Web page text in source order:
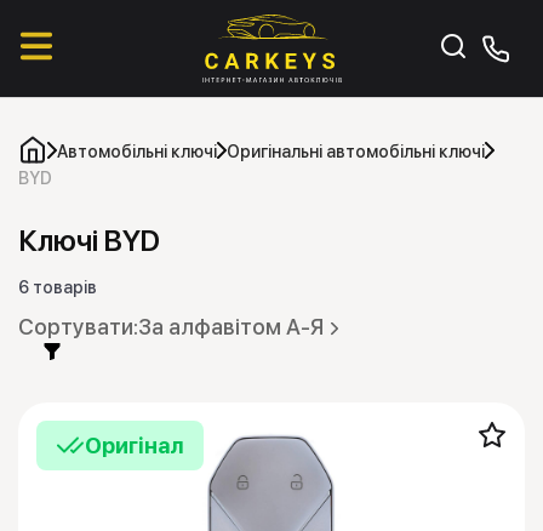
Автомобільні ключі Оригінальні автомобільні ключі
BYD
Ключі BYD
6 товарів
За алфавітом А-Я
Оригінал